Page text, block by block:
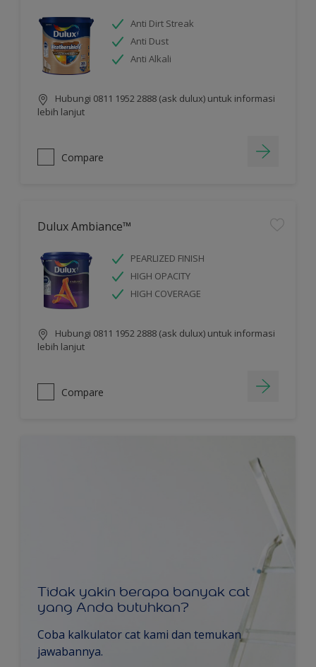
Anti Dirt Streak
Anti Dust
Anti Alkali
Hubungi 0811 1952 2888 (ask dulux) untuk informasi
lebih lanjut
Compare
Dulux Ambiance™
PEARLIZED FINISH
HIGH OPACITY
HIGH COVERAGE
Hubungi 0811 1952 2888 (ask dulux) untuk informasi
lebih lanjut
Compare
Tidak yakin berapa banyak cat
yang Anda butuhkan?
Coba kalkulator cat kami dan temukan
jawabannya.